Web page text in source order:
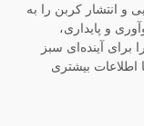
و انتشار کربن را به
و پایداری،
آینده‌ای سبز
اطلاعات بیشتری